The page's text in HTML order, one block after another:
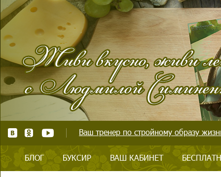
Ваш тренер по стройному образу
БЛОГ БУКСИР ВАШ КАБИНЕТ